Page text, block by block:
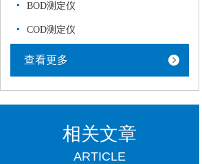
BOD测定仪
COD测定仪
查看更多
相关文章
ARTICLE